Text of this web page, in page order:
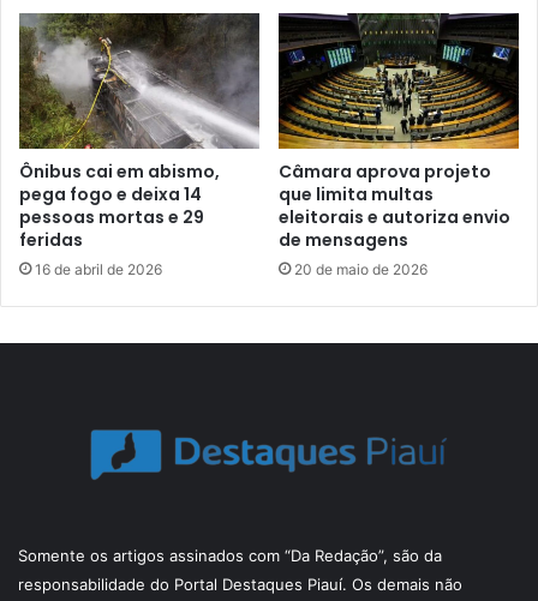
Ônibus cai em abismo,
pega fogo e deixa 14
pessoas mortas e 29
feridas
16 de abril de 2026
Câmara aprova projeto
que limita multas
eleitorais e autoriza envio
de mensagens
20 de maio de 2026
Somente os artigos assinados com “Da Redação”, são da
responsabilidade do Portal Destaques Piauí. Os demais não